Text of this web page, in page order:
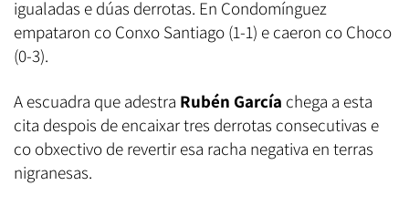
igualadas e dúas derrotas. En Condomínguez
empataron co Conxo Santiago (1-1) e caeron co Choco
(0-3).
A escuadra que adestra Rubén García chega a esta
cita despois de encaixar tres derrotas consecutivas e
co obxectivo de revertir esa racha negativa en terras
nigranesas.